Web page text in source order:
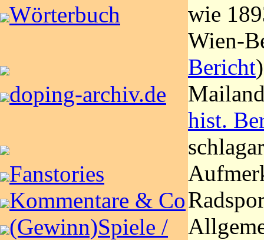
Wörterbuch
doping-archiv.de
Fanstories
Kommentare & Co
(Gewinn)Spiele /
wie
Wien-
Bericht
hist.